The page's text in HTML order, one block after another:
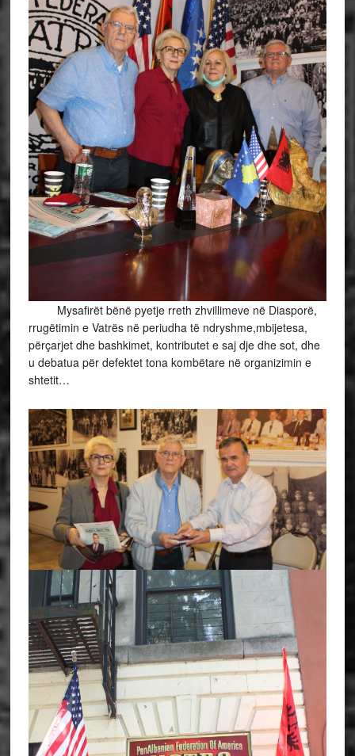
Mysafirët bënë pyetje rreth zhvillimeve në Diasporë,
rrugëtimin e Vatrës në periudha të ndryshme,mbijetesa,
përçarjet dhe bashkimet, kontributet e saj dje dhe sot, dhe
u debatua për defektet tona kombëtare në organizimin e
shtetit…